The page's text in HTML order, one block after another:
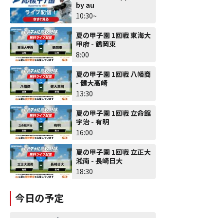
by au
10:30~
夏の甲子園 1回戦 東海大
甲府 - 鶴岡東
8:00
夏の甲子園 1回戦 八幡商
- 健大高崎
13:30
夏の甲子園 1回戦 立命館
宇治 - 有明
16:00
夏の甲子園 1回戦 立正大
淞南 - 長崎日大
18:30
今日の予定